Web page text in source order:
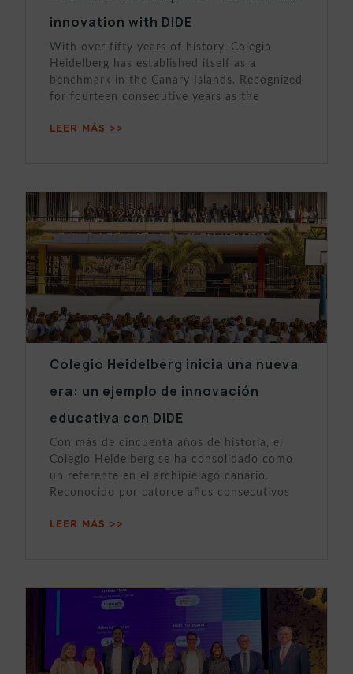
innovation with DIDE
With over fifty years of history, Colegio
Heidelberg has established itself as a
benchmark in the Canary Islands. Recognized
for fourteen consecutive years as the
LEER MÁS >>
Colegio Heidelberg inicia una nueva
era: un ejemplo de innovación
educativa con DIDE
Con más de cincuenta años de historia, el
Colegio Heidelberg se ha consolidado como
un referente en el archipiélago canario.
Reconocido por catorce años consecutivos
LEER MÁS >>